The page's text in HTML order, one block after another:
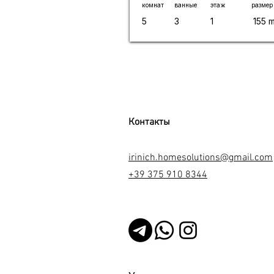
комнат
5
ванные
3
этаж
1
размер
155
Контакты
irinich.homesolutions@gmail.com
+39 375 910 8344